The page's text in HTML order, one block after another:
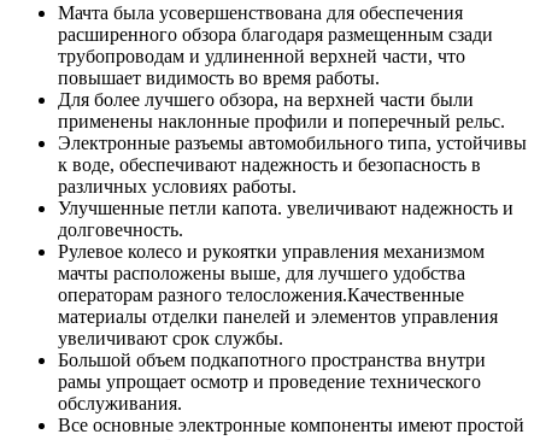
Мачта была усовершенствована для обеспечения
расширенного обзора благодаря размещенным сзади
трубопроводам и удлиненной верхней части, что
повышает видимость во время работы.
Для более лучшего обзора, на верхней части были
применены наклонные профили и поперечный рельс.
Электронные разъемы автомобильного типа, устойчивы
к воде, обеспечивают надежность и безопасность в
различных условиях работы.
Улучшенные петли капота. увеличивают надежность и
долговечность.
Рулевое колесо и рукоятки управления механизмом
мачты расположены выше, для лучшего удобства
операторам разного телосложения.Качественные
материалы отделки панелей и элементов управления
увеличивают срок службы.
Большой объем подкапотного пространства внутри
рамы упрощает осмотр и проведение технического
обслуживания.
Все основные электронные компоненты имеют простой